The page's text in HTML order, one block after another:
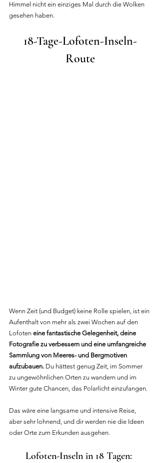
Himmel nicht ein einziges Mal durch die Wolken
gesehen haben.
18-Tage-Lofoten-Inseln-
Route
Wenn Zeit (und Budget) keine Rolle spielen, ist ein
Aufenthalt von mehr als zwei Wochen auf den
Lofoten eine fantastische Gelegenheit, deine
Fotografie zu verbessern und eine umfangreiche
Sammlung von Meeres- und Bergmotiven
aufzubauen. Du hättest genug Zeit, im Sommer
zu ungewöhnlichen Orten zu wandern und im
Winter gute Chancen, das Polarlicht einzufangen.
Das wäre eine langsame und intensive Reise,
aber sehr lohnend, und dir werden nie die Ideen
oder Orte zum Erkunden ausgehen.
Lofoten-Inseln in 18 Tagen: